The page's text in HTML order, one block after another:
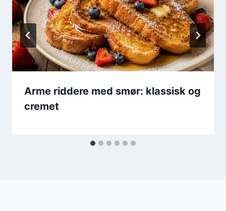
Arme riddere med smør: klassisk og
cremet